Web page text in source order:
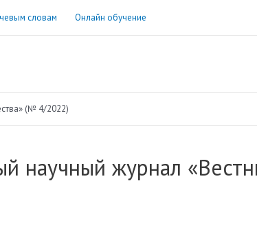
словам Онлайн обучение
(№ 4/2022)
научный журнал